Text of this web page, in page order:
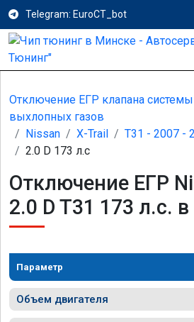
Telegram: EuroCT_bot
Отключение ЕГР клапана
выхлопных газов
Nissan
X-Trail T31 - 2007 -
2.0 D 173 л.с
Отключение ЕГР
2.0 D T31 173 л.с.
Параметр
Объем двигателя